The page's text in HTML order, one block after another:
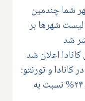
شما چندمین
شهرها بر
شد
اعلان شد
کانادا و تورنتو:
افزایش ۱۹% در ماه ژوئن، ۲۴% نسبت به